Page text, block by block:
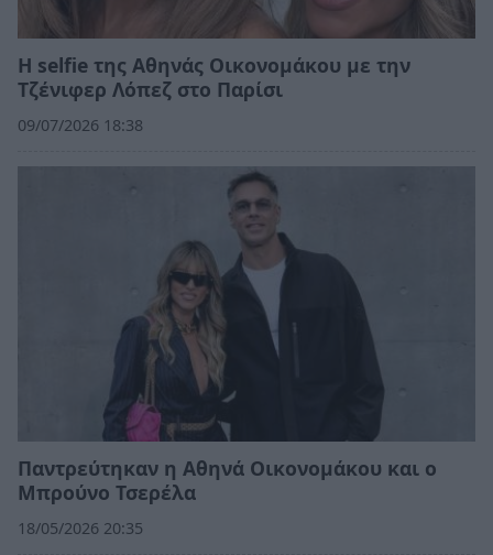
Η selfie της Αθηνάς Οικονομάκου με την
Τζένιφερ Λόπεζ στο Παρίσι
09/07/2026 18:38
Παντρεύτηκαν η Αθηνά Οικονομάκου και ο
Μπρούνο Τσερέλα
18/05/2026 20:35